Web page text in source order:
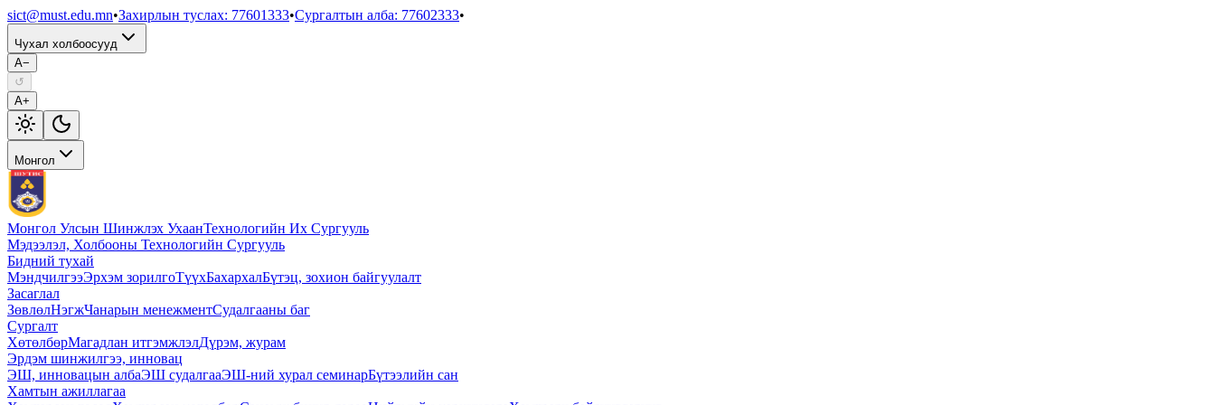
sict@must.edu.mn•Захирлын туслах: 77601333•Сургалтын алба: 77602333•
Чухал холбоосууд
A−
↺
A+
Монгол
Монгол Улсын Шинжлэх УхаанТехнологийн Их Сургууль
Мэдээлэл, Холбооны Технологийн Сургууль
Бидний тухай
МэндчилгээЭрхэм зорилгоТүүхБахархалБүтэц, зохион байгуулалт
Засаглал
ЗөвлөлНэгжЧанарын менежментСудалгааны баг
Сургалт
ХөтөлбөрМагадлан итгэмжлэлДүрэм, журам
Эрдэм шинжилгээ, инновац
ЭШ, инновацын албаЭШ судалгааЭШ-ний хурал семинарБүтээлийн сан
Хамтын ажиллагаа